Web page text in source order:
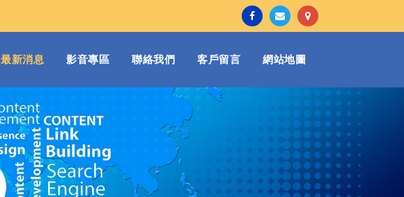
最新消息 影音專區 聯絡我們 客戶留言 網站地圖